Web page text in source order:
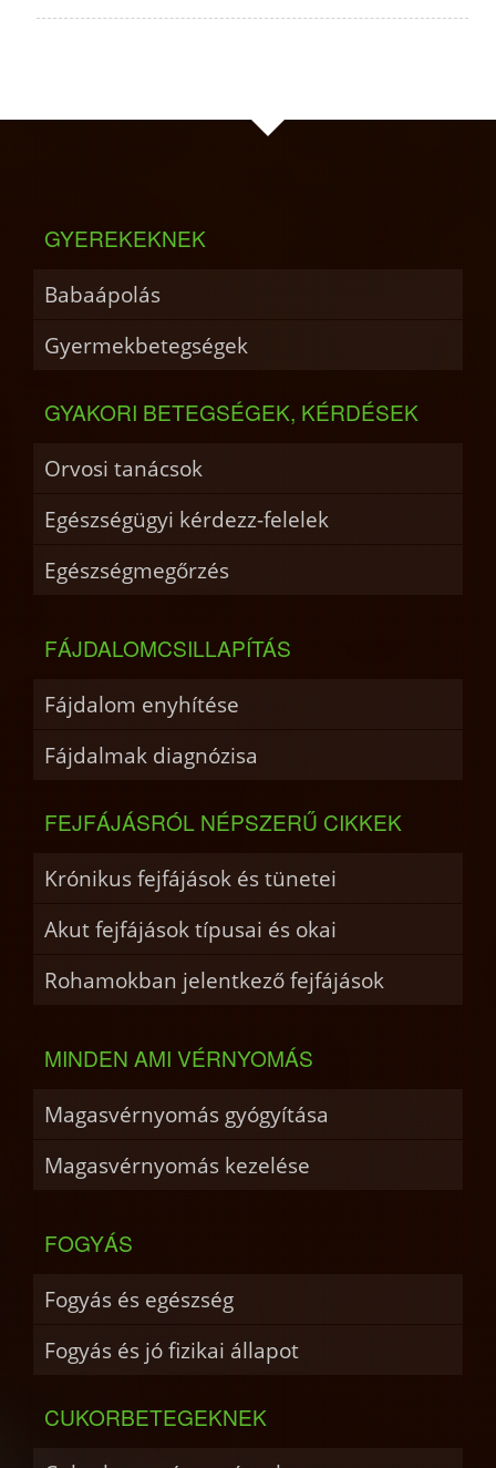
GYEREKEKNEK
Babaápolás
Gyermekbetegségek
GYAKORI BETEGSÉGEK, KÉRDÉSEK
Orvosi tanácsok
Egészségügyi kérdezz-felelek
Egészségmegőrzés
FÁJDALOMCSILLAPÍTÁS
Fájdalom enyhítése
Fájdalmak diagnózisa
FEJFÁJÁSRÓL NÉPSZERŰ CIKKEK
Krónikus fejfájások és tünetei
Akut fejfájások típusai és okai
Rohamokban jelentkező fejfájások
MINDEN AMI VÉRNYOMÁS
Magasvérnyomás gyógyítása
Magasvérnyomás kezelése
FOGYÁS
Fogyás és egészség
Fogyás és jó fizikai állapot
CUKORBETEGEKNEK